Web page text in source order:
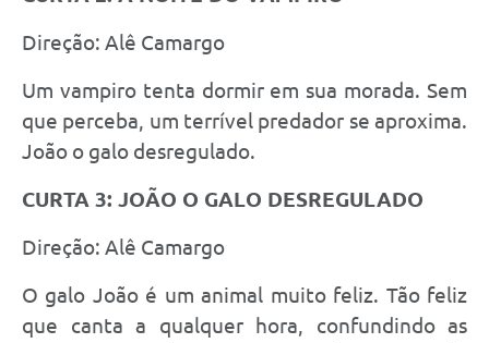
Direção: Alê Camargo
Um vampiro tenta dormir em sua morada. Sem
que perceba, um terrível predador se aproxima.
João o galo desregulado.
CURTA 3: JOÃO O GALO DESREGULADO
Direção: Alê Camargo
O galo João é um animal muito feliz. Tão feliz
que canta a qualquer hora, confundindo as